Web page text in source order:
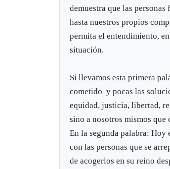
demuestra que las
hasta nuestros propios
permita el entendimiento,
situación.
Si llevamos esta primera
cometido y pocas las
equidad, justicia, libertad,
sino a nosotros mismos
En la segunda palabra:
con las personas que se
de acogerlos en su reino